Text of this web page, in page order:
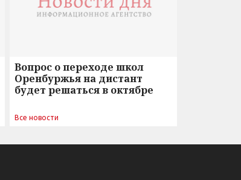
Вопрос о переходе школ
Оренбуржья на дистант
будет решаться в октябре
Все новости